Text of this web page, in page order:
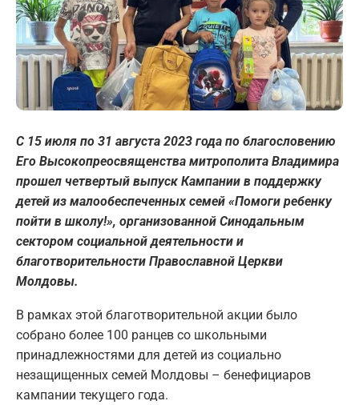
С 15 июля по 31 августа 2023 года по благословению
Его Высокопреосвященства митрополита Владимира
прошел четвертый выпуск Кампании в поддержку
детей из малообеспеченных семей «Помоги ребенку
пойти в школу!», организованной Синодальным
сектором социальной деятельности и
благотворительности Православной Церкви
Молдовы.
В рамках этой благотворительной акции было
собрано более 100 ранцев со школьными
принадлежностями для детей из социально
незащищенных семей Молдовы – бенефициаров
кампании текущего года.